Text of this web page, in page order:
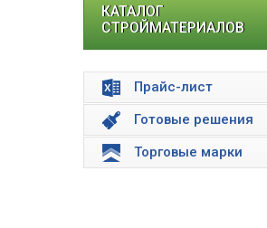
КАТАЛОГ
СТРОЙМАТЕРИАЛОВ
Прайс-лист
Готовые решения
Торговые марки